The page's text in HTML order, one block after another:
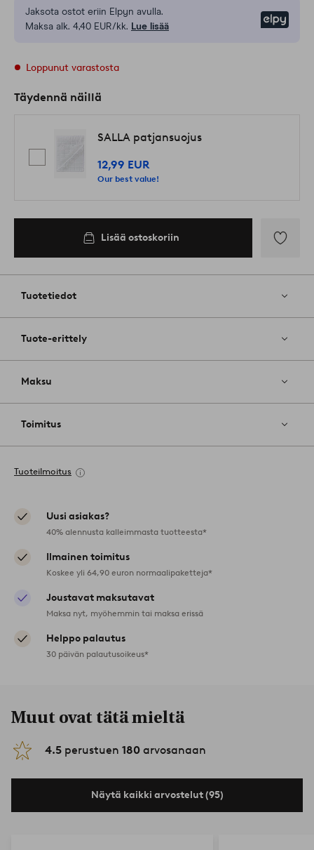
Jaksota ostot eriin Elpyn avulla.
Maksa alk. 4,40 EUR/kk. Lue lisää
Loppunut varastosta
Täydennä näillä
SALLA patjansuojus
12,99 EUR
Our best value!
Lisää ostoskoriin
Tuotetiedot
Tuote-erittely
Maksu
Toimitus
Tuoteilmoitus
Uusi asiakas?
40% alennusta kalleimmasta tuotteesta*
Ilmainen toimitus
Koskee yli 64,90 euron normaalipaketteja*
Joustavat maksutavat
Maksa nyt, myöhemmin tai maksa erissä
Helppo palautus
30 päivän palautusoikeus*
Muut ovat tätä mieltä
4.5 perustuen 180 arvosanaan
Näytä kaikki arvostelut (95)